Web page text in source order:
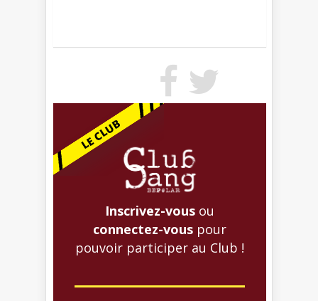
Inscrivez-vous ou
connectez-vous pour
pouvoir participer au Club !